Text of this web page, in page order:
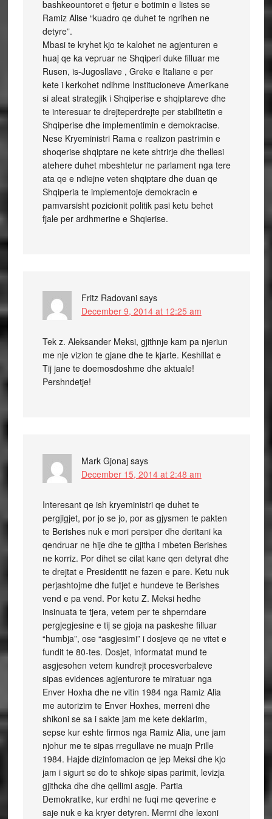
bashkeountoret e fjetur e botimin e listes se
Ramiz Alise “kuadro qe duhet te ngrihen ne
detyre”.
Mbasi te kryhet kjo te kalohet ne agjenturen e
huaj qe ka vepruar ne Shqiperi duke filluar me
Rusen, is-Jugosllave , Greke e Italiane e per
kete i kerkohet ndihme Institucioneve Amerikane
si aleat strategjik i Shqiperise e shqiptareve dhe
te interesuar te drejteperdrejte per stabilitetin e
Shqiperise dhe implementimin e demokracise.
Nese Kryeministri Rama e realizon pastrimin e
shoqerise shqiptare ne kete shtrirje dhe thellesi
atehere duhet mbeshtetur ne parlament nga tere
ata qe e ndiejne veten shqiptare dhe duan qe
Shqiperia te implementoje demokracin e
pamvarsisht pozicionit politik pasi ketu behet
fjale per ardhmerine e Shqierise.
Fritz Radovani says
December 9, 2014 at 12:25 am
Tek z. Aleksander Meksi, gjithnje kam pa njeriun
me nje vizion te gjane dhe te kjarte. Keshillat e
Tij jane te doemosdoshme dhe aktuale!
Pershndetje!
Mark Gjonaj says
December 15, 2014 at 2:48 am
Interesant qe ish kryeministri qe duhet te
pergjigjet, por jo se jo, por as gjysmen te pakten
te Berishes nuk e mori persiper dhe deritani ka
qendruar ne hije dhe te gjitha i mbeten Berishes
ne korriz. Por dihet se cilat kane qen detyrat dhe
te drejtat e Presidentit ne fazen e pare. Ketu nuk
perjashtojme dhe futjet e hundeve te Berishes
vend e pa vend. Por ketu Z. Meksi hedhe
insinuata te tjera, vetem per te shperndare
pergjegjesine e tij se gjoja na paskeshe filluar
“humbja”, ose “asgjesimi” i dosjeve qe ne vitet e
fundit te 80-tes. Dosjet, informatat mund te
asgjesohen vetem kundrejt procesverbaleve
sipas evidences agjenturore te miratuar nga
Enver Hoxha dhe ne vitin 1984 nga Ramiz Alia
me autorizim te Enver Hoxhes, merreni dhe
shikoni se sa i sakte jam me kete deklarim,
sepse kur eshte firmos nga Ramiz Alia, une jam
njohur me te sipas rregullave ne muajn Prille
1984. Hajde dizinfomacion qe jep Meksi dhe kjo
jam i sigurt se do te shkoje sipas parimit, levizja
gjithcka dhe dhe qellimi asgje. Partia
Demokratike, kur erdhi ne fuqi me qeverine e
saje nuk e ka kryer detyren. Merrni dhe lexoni